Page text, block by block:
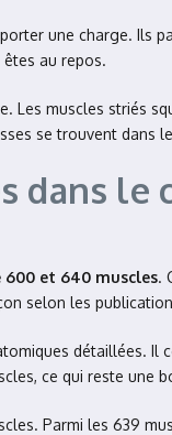
une charge. Ils
au repos.
Les muscles striés
se trouvent dans
dans le
et 640 muscles.
selon les
détaillées. Il
ce qui reste une
Parmi les 639